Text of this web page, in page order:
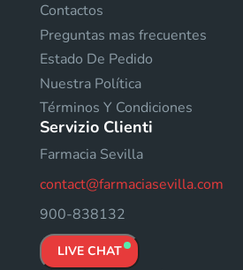
Contactos
Preguntas mas frecuentes
Estado De Pedido
Nuestra Política
Términos Y Condiciones
Servizio Clienti
Farmacia Sevilla
contact@farmaciasevilla.com
900-838132
LIVE CHAT